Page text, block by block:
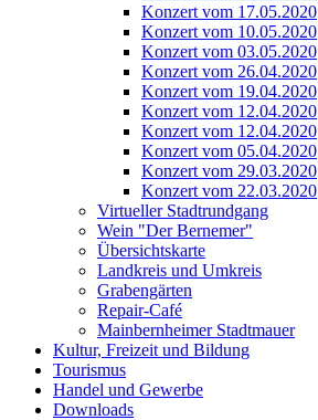
Konzert vom 17.05.2020
Konzert vom 10.05.2020
Konzert vom 03.05.2020
Konzert vom 26.04.2020
Konzert vom 19.04.2020
Konzert vom 12.04.2020
Konzert vom 12.04.2020
Konzert vom 05.04.2020
Konzert vom 29.03.2020
Konzert vom 22.03.2020
Virtueller Stadtrundgang
Wein "Der Bernemer"
Übersichtskarte
Landkreis und Umkreis
Grabengärten
Repair-Café
Mainbernheimer Stadtmauer
Kultur, Freizeit und Bildung
Tourismus
Handel und Gewerbe
Downloads